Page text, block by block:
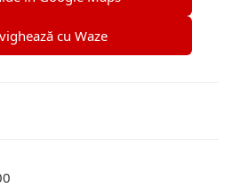
cu Waze